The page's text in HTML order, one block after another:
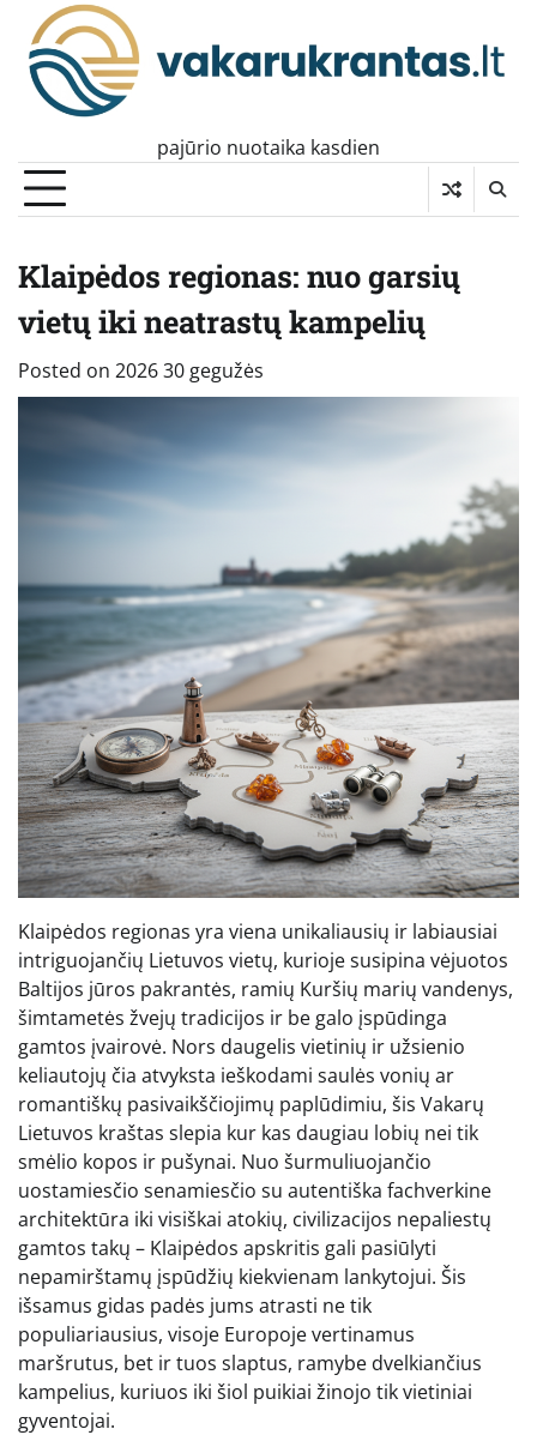
content
pajūrio nuotaika kasdien
Klaipėdos regionas: nuo garsių
vietų iki neatrastų kampelių
Posted on 2026 30 gegužės
Klaipėdos regionas yra viena unikaliausių ir labiausiai
intriguojančių Lietuvos vietų, kurioje susipina vėjuotos
Baltijos jūros pakrantės, ramių Kuršių marių vandenys,
šimtametės žvejų tradicijos ir be galo įspūdinga
gamtos įvairovė. Nors daugelis vietinių ir užsienio
keliautojų čia atvyksta ieškodami saulės vonių ar
romantiškų pasivaikščiojimų paplūdimiu, šis Vakarų
Lietuvos kraštas slepia kur kas daugiau lobių nei tik
smėlio kopos ir pušynai. Nuo šurmuliuojančio
uostamiesčio senamiesčio su autentiška fachverkine
architektūra iki visiškai atokių, civilizacijos nepaliestų
gamtos takų – Klaipėdos apskritis gali pasiūlyti
nepamirštamų įspūdžių kiekvienam lankytojui. Šis
išsamus gidas padės jums atrasti ne tik
populiariausius, visoje Europoje vertinamus
maršrutus, bet ir tuos slaptus, ramybe dvelkiančius
kampelius, kuriuos iki šiol puikiai žinojo tik vietiniai
gyventojai.